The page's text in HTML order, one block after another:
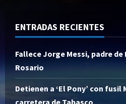
ENTRADAS RECIENTES
Fallece Jorge Messi, padre de
Rosario
Detienen a ‘El Pony’ con fusil